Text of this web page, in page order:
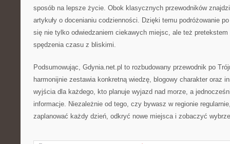
sposób na lepsze życie. Obok klasycznych przewodników
artykuły o docenianiu codzienności. Dzięki temu podróżowanie
się nie tylko odwiedzaniem ciekawych miejsc, ale też pretekstem
spędzenia czasu z bliskimi.
Podsumowując, Gdynia.net.pl to rozbudowany przewodnik po
harmonijnie zestawia konkretną wiedzę, blogowy charakter oraz
wyjścia dla każdego, kto planuje wyjazd nad morze, a
informacje. Niezależnie od tego, czy bywasz w regionie
zaplanować każdy dzień, odkryć nowe miejsca i zobaczyć